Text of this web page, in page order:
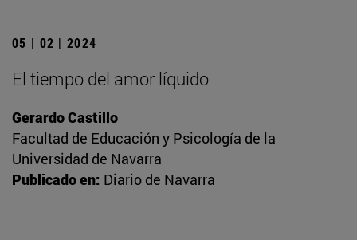
05 | 02 | 2024
El tiempo del amor líquido
Gerardo Castillo
Facultad de Educación y Psicología de la
Universidad de Navarra
Publicado en: Diario de Navarra